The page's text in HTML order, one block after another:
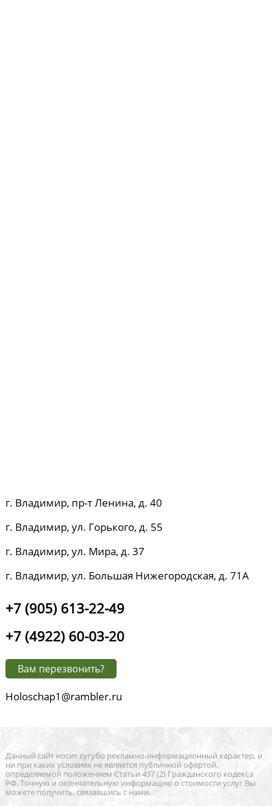
г. Владимир, пр-т Ленина, д. 40
г. Владимир, ул. Горького, д. 55
г. Владимир, ул. Мира, д. 37
г. Владимир, ул. Большая Нижегородская, д. 71А
+7 (905) 613-22-49
+7 (4922) 60-03-20
Вам перезвонить?
Holoschap1@rambler.ru
Данный сайт носит сугубо рекламно-информационный характер, и
ни при каких условиях не является публичной офёртой,
определяемой положением Статьи 437 (2) Гражданского кодекса
РФ. Точную и окончательную информацию о стоимости услуг Вы
можете получить, связавшись с нами.